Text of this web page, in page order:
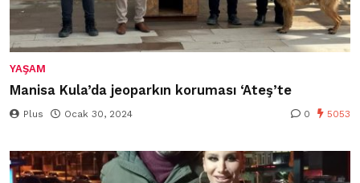
YAŞAM
Manisa Kula’da jeoparkın koruması ‘Ateş’te
Plus Ocak 30, 2024 0 5053